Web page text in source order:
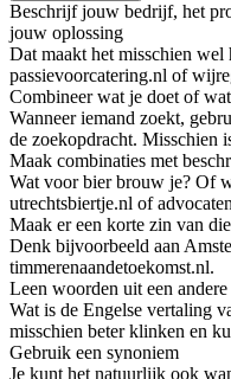
Beschrijf jouw bedrijf, het
jouw oplossing
Dat maakt het misschien wel
passievoorcatering.nl of
Combineer wat je doet of
Wanneer iemand zoekt,
de zoekopdracht. Misschien
Maak combinaties met
Wat voor bier brouw je? Of
utrechtsbiertje.nl of
Maak er een korte zin van
Denk bijvoorbeeld aan
timmerenaandetoekomst.nl.
Leen woorden uit een
Wat is de Engelse vertaling
misschien beter klinken en
Gebruik een synoniem
Je kunt het natuurlijk ook